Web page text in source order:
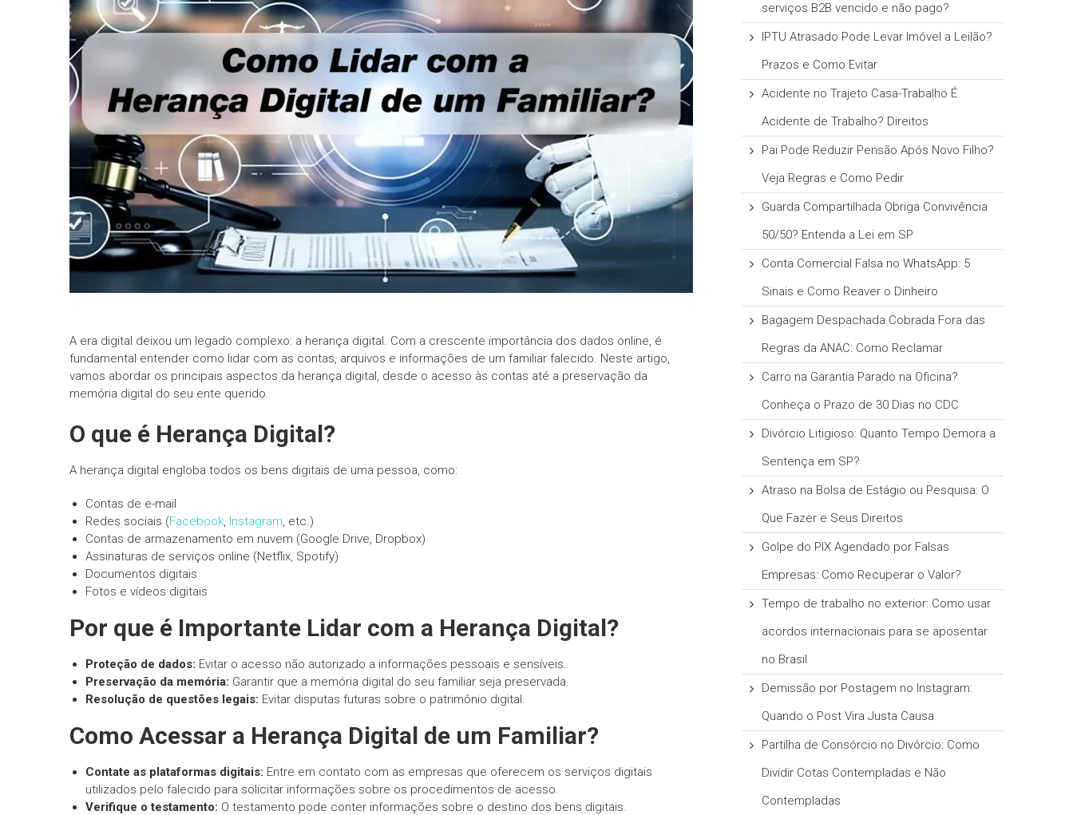
informe-nos
a sua
necessidade.
A era digital deixou um legado complexo: a herança digital. Com a crescente importância dos dados online, é
fundamental entender como lidar com as contas, arquivos e informações de um familiar falecido. Neste artigo,
vamos abordar os principais aspectos da herança digital, desde o acesso às contas até a preservação da
memória digital do seu ente querido.
O que é Herança Digital?
A herança digital engloba todos os bens digitais de uma pessoa, como:
Contas de e-mail
Redes sociais (Facebook, Instagram, etc.)
Contas de armazenamento em nuvem (Google Drive, Dropbox)
Assinaturas de serviços online (Netflix, Spotify)
Documentos digitais
Fotos e vídeos digitais
Por que é Importante Lidar com a Herança Digital?
Proteção de dados: Evitar o acesso não autorizado a informações pessoais e sensíveis.
Preservação da memória: Garantir que a memória digital do seu familiar seja preservada.
Resolução de questões legais: Evitar disputas futuras sobre o patrimônio digital.
Como Acessar a Herança Digital de um Familiar?
Contate as plataformas digitais: Entre em contato com as empresas que oferecem os serviços digitais
utilizados pelo falecido para solicitar informações sobre os procedimentos de acesso.
Verifique o testamento: O testamento pode conter informações sobre o destino dos bens digitais.
serviços B2B vencido e não pago?
IPTU Atrasado Pode Levar Imóvel a Leilão?
Prazos e Como Evitar
Acidente no Trajeto Casa-Trabalho É
Acidente de Trabalho? Direitos
Pai Pode Reduzir Pensão Após Novo Filho?
Veja Regras e Como Pedir
Guarda Compartilhada Obriga Convivência
50/50? Entenda a Lei em SP
Conta Comercial Falsa no WhatsApp: 5
Sinais e Como Reaver o Dinheiro
Bagagem Despachada Cobrada Fora das
Regras da ANAC: Como Reclamar
Carro na Garantia Parado na Oficina?
Conheça o Prazo de 30 Dias no CDC
Divórcio Litigioso: Quanto Tempo Demora a
Sentença em SP?
Atraso na Bolsa de Estágio ou Pesquisa: O
Que Fazer e Seus Direitos
Golpe do PIX Agendado por Falsas
Empresas: Como Recuperar o Valor?
Tempo de trabalho no exterior: Como usar
acordos internacionais para se aposentar
no Brasil
Demissão por Postagem no Instagram:
Quando o Post Vira Justa Causa
Partilha de Consórcio no Divórcio: Como
Dividir Cotas Contempladas e Não
Contempladas